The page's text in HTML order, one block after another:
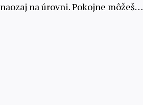
naozaj na úrovni. Pokojne môžeš…